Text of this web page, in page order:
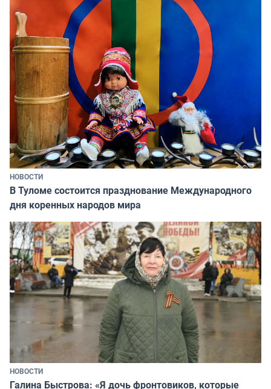
НОВОСТИ
В Туломе состоится празднование Международного
дня коренных народов мира
НОВОСТИ
Галина Быстрова: «Я дочь фронтовиков, которые